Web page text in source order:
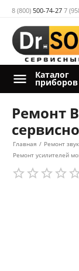
8 (800) 500-74-27 7
Каталог
приборов
Ремонт
Главная / Ремонт
Ремонт усилителей